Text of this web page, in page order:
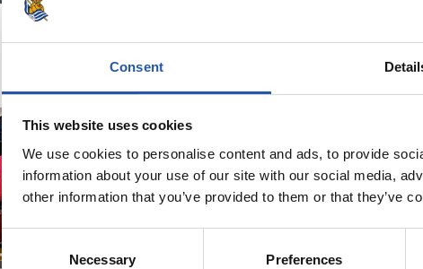
Consent
This website uses cookies
We use cookies to personalise content and ads, to provide
information about your use of our site with our social media,
other information that you’ve provided to them or that they’ve
Selection
Necessary Preferences
11/07/2026